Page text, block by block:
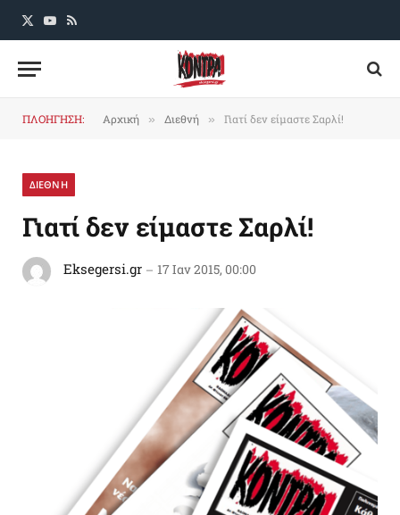
X
YouTube
RSS
ΠΛΟΗΓΗΣΗ: Αρχική » Διεθνή » Γιατί δεν είμαστε Σαρλί!
ΔΙΕΘΝΗ
Γιατί δεν είμαστε Σαρλί!
Eksegersi.gr 17 Ιαν 2015, 00:00